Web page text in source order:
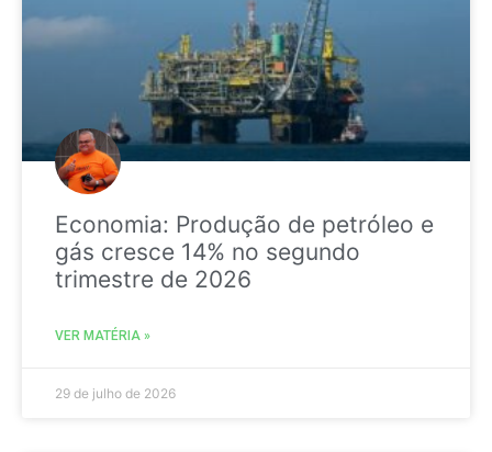
Economia: Produção de petróleo e
gás cresce 14% no segundo
trimestre de 2026
VER MATÉRIA »
29 de julho de 2026